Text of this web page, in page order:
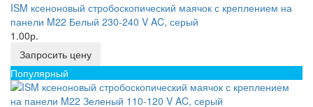
ISM ксеноновый стробоскопический маячок с креплением на
панели M22 Белый 230-240 V AC, серый
1.00р.
Запросить цену
Популярный